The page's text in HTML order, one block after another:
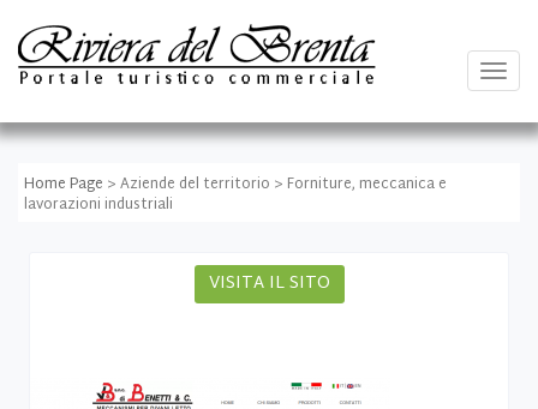
Home Page > Aziende del territorio > Forniture, meccanica e
lavorazioni industriali
VISITA IL SITO